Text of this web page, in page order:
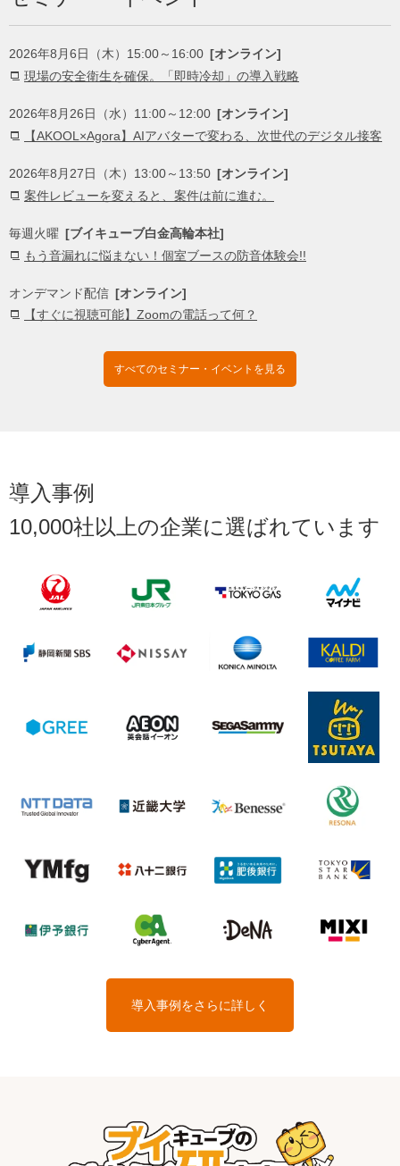
2026年8月6日（木）15:00～16:00 [オンライン]
現場の安全衛生を確保。「即時冷却」の導入戦略
2026年8月26日（水）11:00～12:00 [オンライン]
【AKOOL×Agora】AIアバターで変わる、次世代のデジタル接客
2026年8月27日（木）13:00～13:50 [オンライン]
案件レビューを変えると、案件は前に進む。
毎週火曜 [ブイキューブ白金高輪本社]
もう音漏れに悩まない！個室ブースの防音体験会!!
オンデマンド配信 [オンライン]
【すぐに視聴可能】Zoomの電話って何？
すべてのセミナー・イベントを見る
導入事例
10,000社以上の企業に選ばれています
導入事例をさらに詳しく